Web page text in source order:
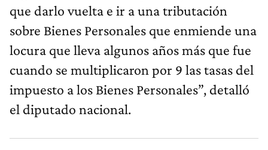
que darlo vuelta e ir a una tributación
sobre Bienes Personales que enmiende una
locura que lleva algunos años más que fue
cuando se multiplicaron por 9 las tasas del
impuesto a los Bienes Personales”, detalló
el diputado nacional.